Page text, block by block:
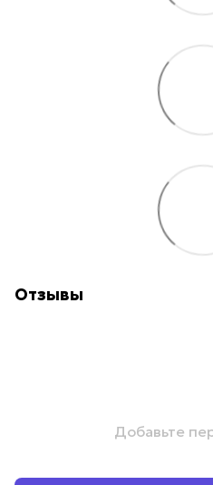
Отзывы
Добавьте